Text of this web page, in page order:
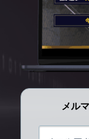
メル
メ